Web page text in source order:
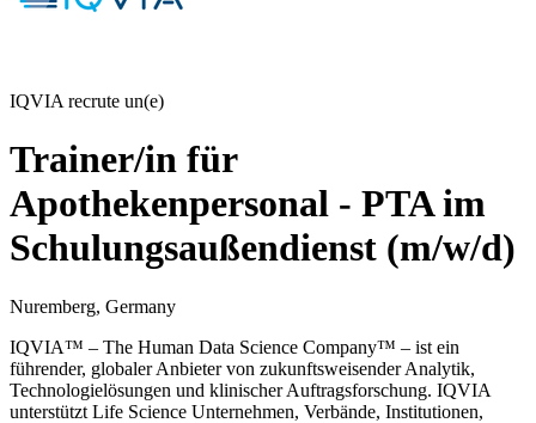
IQVIA recrute un(e)
Trainer/in für
Apothekenpersonal - PTA im
Schulungsaußendienst (m/w/d)
Nuremberg, Germany
IQVIA™ – The Human Data Science Company™ – ist ein
führender, globaler Anbieter von zukunftsweisender Analytik,
Technologielösungen und klinischer Auftragsforschung. IQVIA
unterstützt Life Science Unternehmen, Verbände, Institutionen,